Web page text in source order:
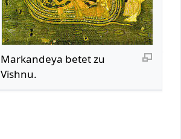
Markandeya betet zu
Vishnu.